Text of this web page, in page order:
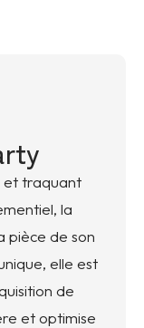
et traquant
la
pièce de son
elle est
de
et optimise